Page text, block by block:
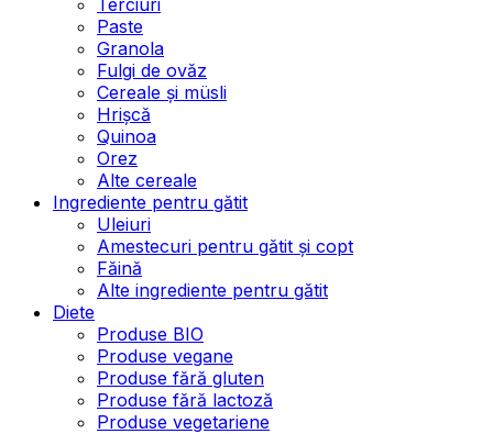
Paste
Granola
Fulgi de ovăz
Cereale și müsli
Hrișcă
Quinoa
Orez
Alte cereale
Ingrediente pentru gătit
Uleiuri
Amestecuri pentru gătit și copt
Făină
Alte ingrediente pentru gătit
Diete
Produse BIO
Produse vegane
Produse fără gluten
Produse fără lactoză
Produse vegetariene